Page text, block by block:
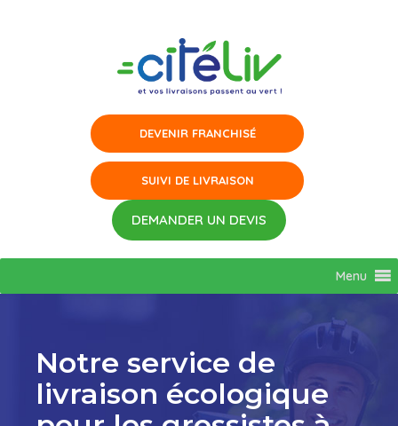
Menu
Notre service de
livraison écologique